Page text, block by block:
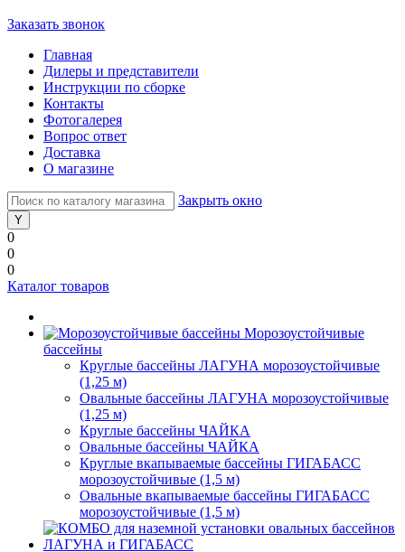
Заказать звонок
Главная
Дилеры и представители
Инструкции по сборке
Контакты
Фотогалерея
Вопрос ответ
Доставка
О магазине
Закрыть окно
0
0
0
Каталог товаров
Морозоустойчивые
бассейны
Круглые бассейны ЛАГУНА морозоустойчивые
(1,25 м)
Овальные бассейны ЛАГУНА морозоустойчивые
(1,25 м)
Круглые бассейны ЧАЙКА
Овальные бассейны ЧАЙКА
Круглые вкапываемые бассейны ГИГАБАСС
морозоустойчивые (1,5 м)
Овальные вкапываемые бассейны ГИГАБАСС
морозоустойчивые (1,5 м)